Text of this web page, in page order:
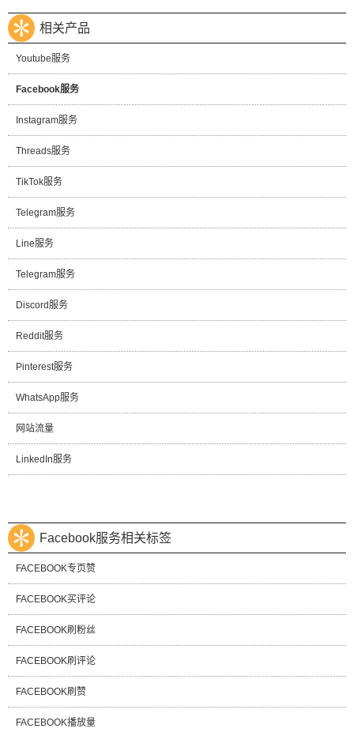
相关产品
Youtube服务
Facebook服务
Instagram服务
Threads服务
TikTok服务
Telegram服务
Line服务
Telegram服务
Discord服务
Reddit服务
Pinterest服务
WhatsApp服务
网站流量
LinkedIn服务
Facebook服务相关标签
FACEBOOK专页赞
FACEBOOK买评论
FACEBOOK刷粉丝
FACEBOOK刷评论
FACEBOOK刷赞
FACEBOOK播放量